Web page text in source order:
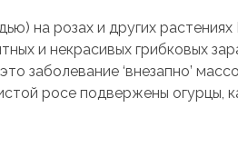
на розах и других
и некрасивых грибковых
заболевание ‘внезапно’
росе подвержены огурцы,